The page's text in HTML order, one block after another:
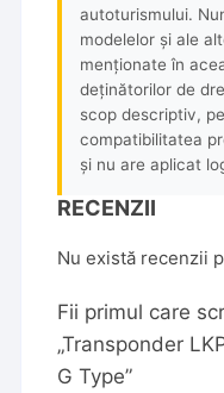
autoturismului.
modelelor și ale
menționate în
deținătorilor de
scop descriptiv,
compatibilitatea
și nu are aplicat
RECENZII
Nu există recenzii
Fii primul care
„Transponder
G Type”